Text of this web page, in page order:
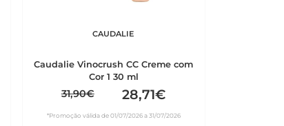
CAUDALIE
Caudalie Vinocrush CC Creme com
Cor 1 30 ml
31,90€ 28,71€
*Promoção válida de 01/07/2026 a 31/07/2026